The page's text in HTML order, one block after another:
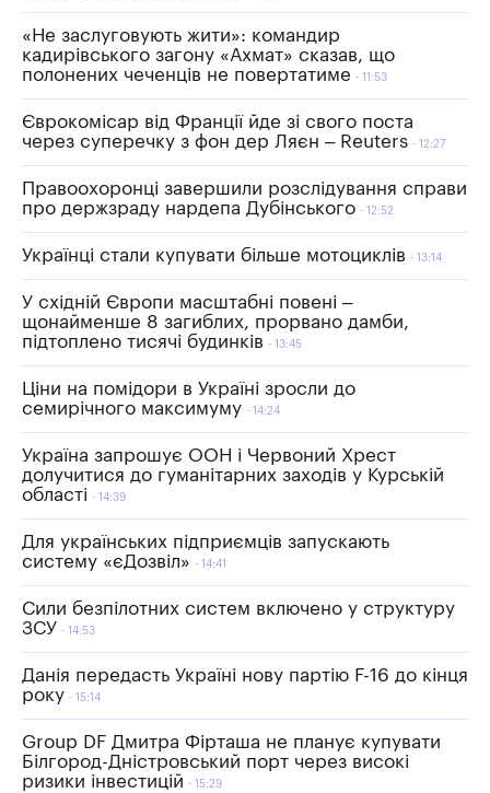
«Не заслуговують жити»: командир
кадирівського загону «Ахмат» сказав, що
полонених чеченців не повертатиме
11:53
Єврокомісар від Франції йде зі свого поста
через суперечку з фон дер Ляєн – Reuters
12:27
Правоохоронці завершили розслідування справи
про держзраду нардепа Дубінського
12:52
Українці стали купувати більше мотоциклів 13:14
У східній Європи масштабні повені –
щонайменше 8 загиблих, прорвано дамби,
підтоплено тисячі будинків
13:45
Ціни на помідори в Україні зросли до
семирічного максимуму
14:24
Україна запрошує ООН і Червоний Хрест
долучитися до гуманітарних заходів у Курській
області
14:39
Для українських підприємців запускають
систему «єДозвіл»
14:41
Сили безпілотних систем включено у структуру
ЗСУ
14:53
Данія передасть Україні нову партію F-16 до кінця
року
15:14
Group DF Дмитра Фірташа не планує купувати
Білгород-Дністровський порт через високі
ризики інвестицій
15:29